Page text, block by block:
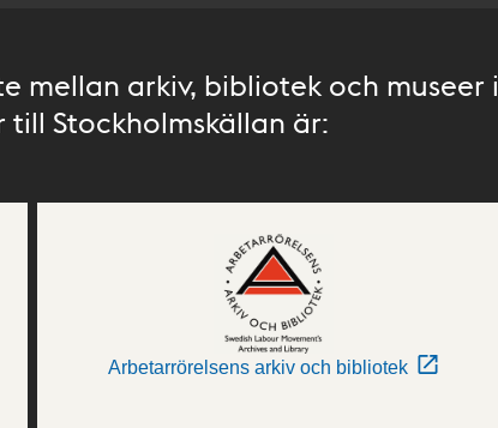
mellan arkiv, bibliotek och museer i
Stockholmskällan är:
Arbetarrörelsens arkiv och bibliotek